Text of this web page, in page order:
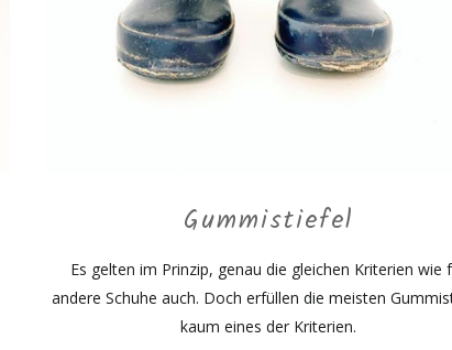
Gummistiefel
Es gelten im Prinzip, genau die gleichen Kriterien wie
andere Schuhe auch. Doch erfüllen die meisten
kaum eines der Kriterien.